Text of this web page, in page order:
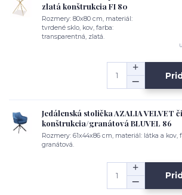
zlatá konštrukcia FI 80
Rozmery: 80x80 cm, materiál:
tvrdené sklo, kov, farba:
transparentná, zlatá.
Jedálenská stolička AZALIA VELVET
konštrukcia/granátová BLUVEL 86
Rozmery: 61x44x86 cm, materiál: látka a kov,
granátová.